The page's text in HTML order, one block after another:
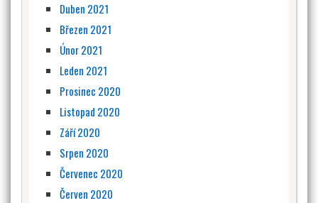
Duben 2021
Březen 2021
Únor 2021
Leden 2021
Prosinec 2020
Listopad 2020
Září 2020
Srpen 2020
Červenec 2020
Červen 2020